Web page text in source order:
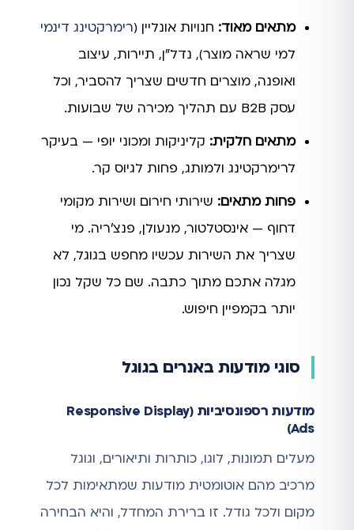
מתאים מאוד: חנויות אונליין (רימרקטינג דינמי
למי שראה מוצר), נדל״ן, תיירות, עיצוב
ואופנה, מוצרים חדשים שצריך להסביר, וכל
עסק B2B עם תהליך מכירה של שבועות.
מתאים חלקית: קליניקות ומכוני יופי — בעיקר
לרימרקטינג ולמותג, פחות לגיוס קר.
פחות מתאים: שירותי חירום ושירות מקומי
דחוף — אינסטלטור, מנעולן, פנצ׳ריה. מי
שצריך את השירות עכשיו מחפש בגוגל, לא
מגלה אתכם מתוך כתבה. שם כל שקל נכון
יותר בקמפיין חיפוש.
סוגי מודעות באנרים בגוגל
מודעות רספונסיביות (Responsive Display
Ads)
מעלים תמונות, לוגו, כותרות ותיאורים, וגוגל
מרכיב מהם אוטומטית מודעות שמתאימות לכל
מקום ולכל גודל. זו ברירת המחדל, והיא הבחירה